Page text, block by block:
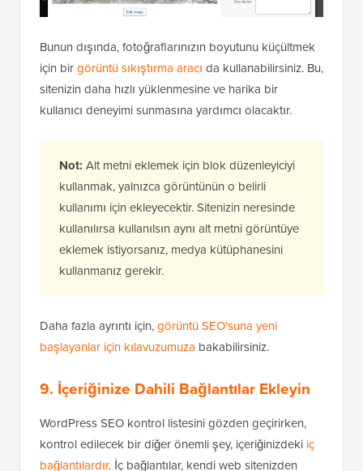
Bunun dışında, fotoğraflarınızın boyutunu küçültmek
için birgörüntü sıkıştırma aracı da kullanabilirsiniz. Bu,
sitenizin daha hızlı yüklenmesine ve harika bir
kullanıcı deneyimi sunmasına yardımcı olacaktır.
Not: Alt metni eklemek için blok düzenleyiciyi
kullanmak, yalnızca görüntünün o belirli
kullanımı için ekleyecektir. Sitenizin neresinde
kullanılırsa kullanılsın aynı alt metni görüntüye
eklemek istiyorsanız, medya kütüphanesini
kullanmanız gerekir.
Daha fazla ayrıntı için,görüntü SEO'suna yeni
başlayanlar için kılavuzumuza bakabilirsiniz.
9. İçeriğinize Dahili Bağlantılar Ekleyin
WordPress SEO kontrol listesini gözden geçirirken,
kontrol edilecek bir diğer önemli şey, içeriğinizdeki iç
bağlantılardır. İç bağlantılar, kendi web sitenizden